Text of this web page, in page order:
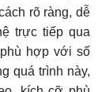
rõ ràng, dễ
trực tiếp qua
hợp với số
quá trình này,